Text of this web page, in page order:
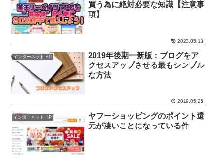
買う為に絶対必要な知識【注意事
項】
2023.05.13
インターネット HP
2019年後期一新版：ブログをア
クセスアップさせる最もシンプル
な方法
2019.05.25
インターネット HP
ヤフーショッピングのポイント還
元が凄いことになっている件